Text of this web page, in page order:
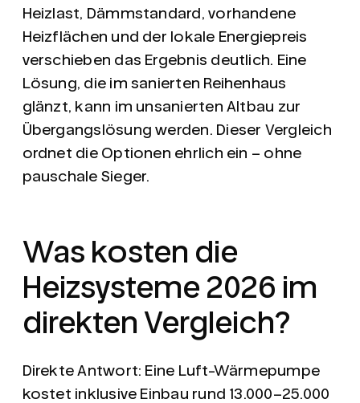
Heizlast, Dämmstandard, vorhandene
Heizflächen und der lokale Energiepreis
verschieben das Ergebnis deutlich. Eine
Lösung, die im sanierten Reihenhaus
glänzt, kann im unsanierten Altbau zur
Übergangslösung werden. Dieser Vergleich
ordnet die Optionen ehrlich ein – ohne
pauschale Sieger.
Was kosten die
Heizsysteme 2026 im
direkten Vergleich?
Direkte Antwort: Eine Luft-Wärmepumpe
kostet inklusive Einbau rund 13.000–25.000